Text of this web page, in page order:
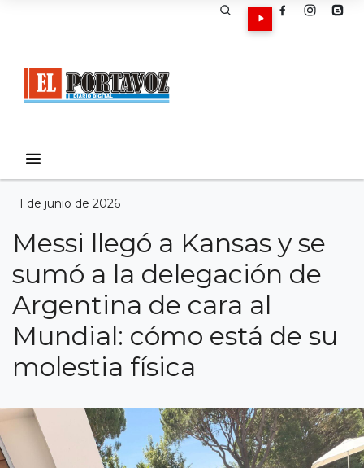
1 de junio de 2026
Messi llegó a Kansas y se
sumó a la delegación de
Argentina de cara al
Mundial: cómo está de su
molestia física